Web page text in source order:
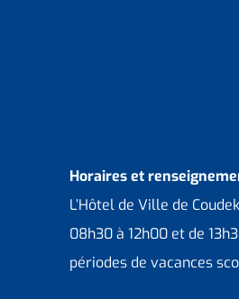
Horaires et
L’Hôtel de Ville de
08h30 à 12h00 et de
périodes de vacances